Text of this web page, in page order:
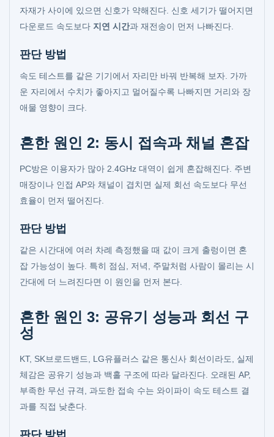
자재가 사이에 있으면 신호가 약해진다. 신호 세기가 떨어지면
다운로드 속도보다 지연 시간과 재전송이 먼저 나빠진다.
판단 방법
속도 테스트를 같은 기기에서 자리만 바꿔 반복해 보자. 가까
운 자리에서 수치가 좋아지고 멀어질수록 나빠지면 거리와 장
애물 영향이 크다.
흔한 원인 2: 동시 접속과 채널 혼잡
PC방은 이용자가 많아 2.4GHz 대역이 쉽게 혼잡해진다. 주변
매장이나 인접 AP와 채널이 겹치면 실제 회선 속도보다 무선
효율이 먼저 떨어진다.
판단 방법
같은 시간대에 여러 차례 측정했을 때 값이 크게 출렁이면 혼
잡 가능성이 높다. 특히 점심, 저녁, 주말처럼 사람이 몰리는 시
간대에 더 느려진다면 이 원인을 먼저 본다.
흔한 원인 3: 공유기 성능과 회선 구
성
KT, SK브로드밴드, LG유플러스 같은 통신사 회선이라도, 실제
체감은 공유기 성능과 백홀 구조에 따라 달라진다. 오래된 AP,
부족한 무선 규격, 과도한 접속 수는 와이파이 속도 테스트 결
과를 직접 낮춘다.
판단 방법